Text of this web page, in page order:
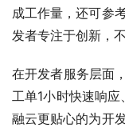
成工作量，还可参
发者专注于创新，
在开发者服务层面
工单1小时快速响
融云更贴心的为开